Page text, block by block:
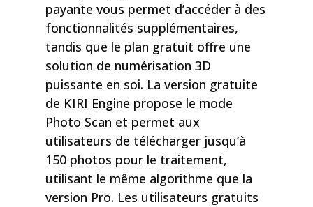
payante vous permet d’accéder à des
fonctionnalités supplémentaires,
tandis que le plan gratuit offre une
solution de numérisation 3D
puissante en soi. La version gratuite
de KIRI Engine propose le mode
Photo Scan et permet aux
utilisateurs de télécharger jusqu’à
150 photos pour le traitement,
utilisant le même algorithme que la
version Pro. Les utilisateurs gratuits